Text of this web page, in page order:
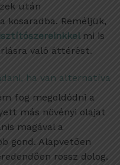
után
kosaradba. Reméljük,
mi is
való áttérést.
ha van alternatíva
fog megoldódni a
más növényi olajat
magával a
gond. Alapvetően
rossz dolog.